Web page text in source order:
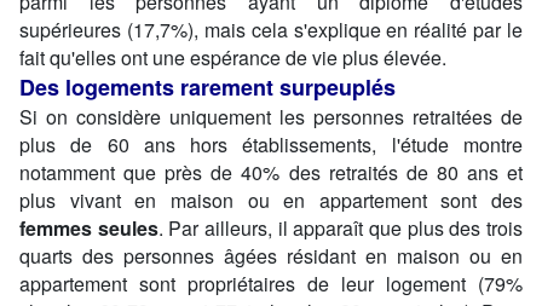
supérieures (17,7%), mais cela s'explique en réalité par le
fait qu'elles ont une espérance de vie plus élevée.
Des logements rarement surpeuplés
Si on considère uniquement les personnes retraitées de
plus de 60 ans hors établissements, l'étude montre
notamment que près de 40% des retraités de 80 ans et
plus vivant en maison ou en appartement sont des
femmes seules. Par ailleurs, il apparaît que plus des trois
quarts des personnes âgées résidant en maison ou en
appartement sont propriétaires de leur logement (79%